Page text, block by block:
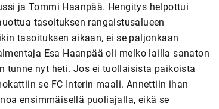
ja Tommi Haanpää. Hengitys helpottui
tasoituksen rangaistusalueen
tasoituksen aikaan, ei se paljonkaan
Esa Haanpää oli melko lailla sanaton
tunne nyt heti. Jos ei tuollaisista paikoista
se FC Interin maali. Annettiin ihan
ensimmäisellä puoliajalla, eikä se